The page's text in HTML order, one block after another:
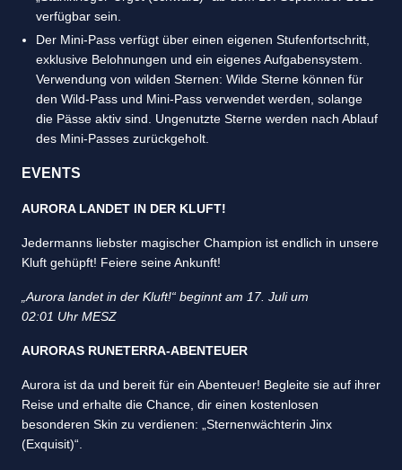
verfügbar sein.
Der Mini-Pass verfügt über einen eigenen Stufenfortschritt,
exklusive Belohnungen und ein eigenes Aufgabensystem.
Verwendung von wilden Sternen: Wilde Sterne können für
den Wild-Pass und Mini-Pass verwendet werden, solange
die Pässe aktiv sind. Ungenutzte Sterne werden nach Ablauf
des Mini-Passes zurückgeholt.
EVENTS
AURORA LANDET IN DER KLUFT!
Jedermanns liebster magischer Champion ist endlich in unsere
Kluft gehüpft! Feiere seine Ankunft!
„Aurora landet in der Kluft!“ beginnt am 17. Juli um
02:01 Uhr MESZ
AURORAS RUNETERRA-ABENTEUER
Aurora ist da und bereit für ein Abenteuer! Begleite sie auf ihrer
Reise und erhalte die Chance, dir einen kostenlosen
besonderen Skin zu verdienen: „Sternenwächterin Jinx
(Exquisit)“.